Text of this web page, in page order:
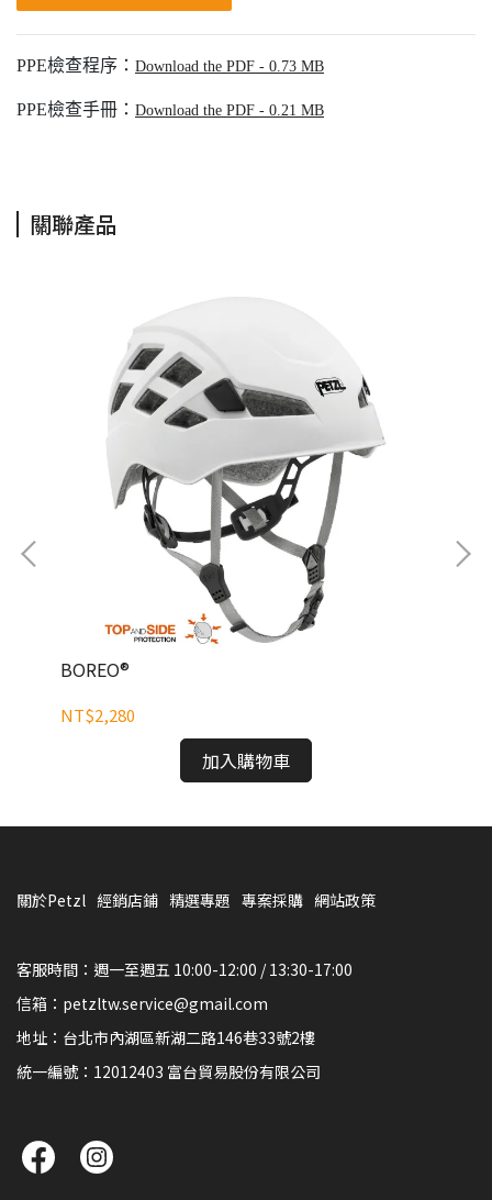
PPE檢查程序： Download the PDF - 0.73 MB
PPE檢查手冊： Download the PDF - 0.21 MB
關聯產品
BOREO®
NT$2,280
加入購物車
關於Petzl 經銷店鋪 精選專題 專案採購 網站政策
客服時間：週一至週五 10:00-12:00 / 13:30-17:00
信箱：petzltw.service@gmail.com
地址：台北市內湖區新湖二路146巷33號2樓
統一編號：12012403 富台貿易股份有限公司